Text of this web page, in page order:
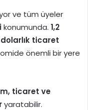
ve tüm üyeler
konumunda. 1,2
dolarlık ticaret
önemli bir yere
ticaret ve
yaratabilir.